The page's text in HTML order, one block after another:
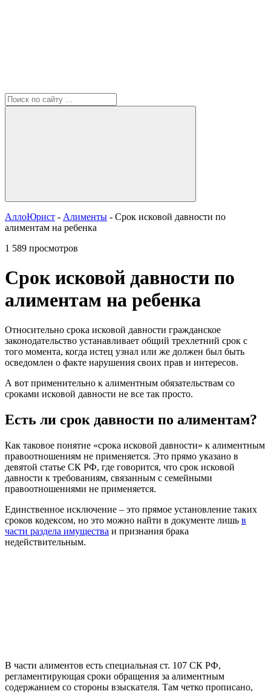
АллоЮрист - Алименты - Срок исковой давности по
алиментам на ребенка
1 589 просмотров
Срок исковой давности по
алиментам на ребенка
Относительно срока исковой давности гражданское
законодательство устанавливает общий трехлетний срок с
того момента, когда истец узнал или же должен был быть
осведомлен о факте нарушения своих прав и интересов.
А вот применительно к алиментным обязательствам со
сроками исковой давности не все так просто.
Есть ли срок давности по алиментам?
Как таковое понятие «срока исковой давности» к алиментным
правоотношениям не применяется. Это прямо указано в
девятой статье СК РФ, где говорится, что срок исковой
давности к требованиям, связанным с семейными
правоотношениями не применяется.
Единственное исключение – это прямое установление таких
сроков кодексом, но это можно найти в документе лишь в
части раздела имущества и признания брака
недействительным.
В части алиментов есть специальная ст. 107 СК РФ,
регламентирующая сроки обращения за алиментным
содержанием со стороны взыскателя. Там четко прописано,